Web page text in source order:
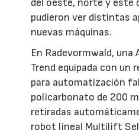
del oeste, norte y este
pudieron ver distintas
nuevas máquinas.
En Radevormwald, una
Trend equipada con un
para automatización
policarbonato de 200
retiradas
robot lineal Multilift